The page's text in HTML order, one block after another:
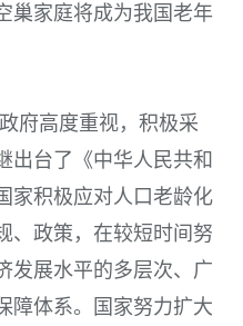
巢家庭将成为我国老年
府高度重视，积极采
出台了《中华人民共和
家积极应对人口老龄化
、政策，在较短时间努
发展水平的多层次、广
障体系。国家努力扩大